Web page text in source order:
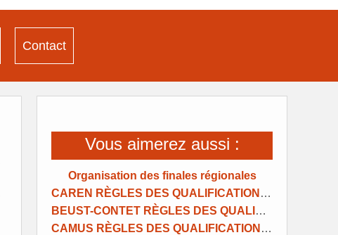
Contact
Vous aimerez aussi :
Organisation des finales régionales
CAREN RÈGLES DES QUALIFICATIONS REGIONALES ET NATIONALES
BEUST-CONTET RÈGLES DES QUALIFICATIONS REGIONALES ET NATIONALES
CAMUS RÈGLES DES QUALIFICATIONS REGIONALES ET NATIONALES